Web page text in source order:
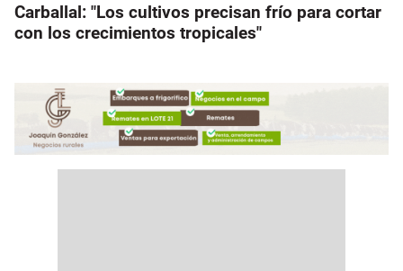
Carballal: "Los cultivos precisan frío para cortar
con los crecimientos tropicales"